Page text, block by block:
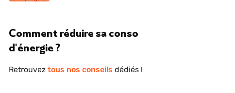
Comment réduire sa conso
d'énergie ?
Retrouvez tous nos conseils dédiés !